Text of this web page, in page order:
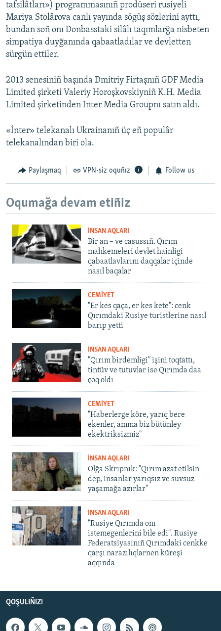
tafsilâtları») programmasınıñ prodüseri rusiyeli
Mariya Stolârova canlı yayında sögüş sözlerini ayttı,
bundan soñ onı Donbasstaki silâlı taqımlarğa nisbeten
simpatiya duyğanında qabaatladılar ve devletten
sürgün ettiler.
2013 senesiniñ başında Dmitriy Firtaşnıñ GDF Media
Limited şirketi Valeriy Horoşkovskiyniñ K.H. Media
Limited şirketinden Inter Media Groupnı satın aldı.
«İnter» telekanalı Ukrainanıñ üç eñ populâr
telekanalından biri ola.
Paylaşmaq VPN-siz oquñız Follow us
Oqumağa devam etiñiz
İNSAN AQLARI
Bir an – ve casussıñ. Qırım
mahkemeleri devlet hainligi
qabaatlavlarını daqqalar içinde
nasıl baqalar
CEMİYET
"Er kes qaça, er kes kete": cenk
Qırımdaki Rusiye turistlerine nasıl
barıp yetti
İNSAN AQLARI
"Qırım birdemligi" işini toqtattı,
tintüv ve tutuvlar ise Qırımda daa
çoq oldı
CEMİYET
"Haberlerge köre, yarıq bere
ekenler, amma biz bütünley
ekektriksizmiz"
İNSAN AQLARI
Olğa Skrıpnık: "Qırım azat etilsin
dep, insanlar yarıqsız ve suvsuz
yaşamağa azırlar"
İNSAN AQLARI
"Rusiye Qırımda onı
istemegenlerini bile edi". Rusiye
Federatsiyasınıñ Qırımdaki cenkke
qarşı narazılıqlarnen küreşi
aqqında
QOŞULIÑIZ!